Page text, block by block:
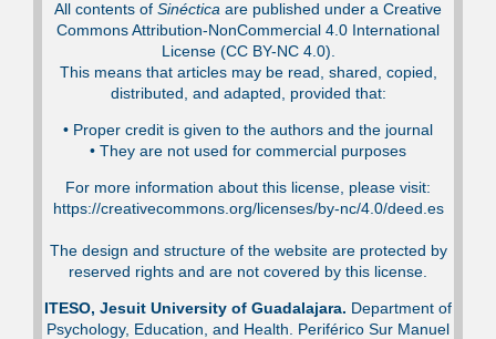
All contents of Sinéctica are published under a Creative
Commons Attribution-NonCommercial 4.0 International
License (CC BY-NC 4.0).
This means that articles may be read, shared, copied,
distributed, and adapted, provided that:
•⁠ Proper credit is given to the authors and the journal
•⁠ They are not used for commercial purposes
For more information about this license, please visit:
https://creativecommons.org/licenses/by-nc/4.0/deed.es
The design and structure of the website are protected by
reserved rights and are not covered by this license.
ITESO, Jesuit University of Guadalajara. Department of
Psychology, Education, and Health. Periférico Sur Manuel